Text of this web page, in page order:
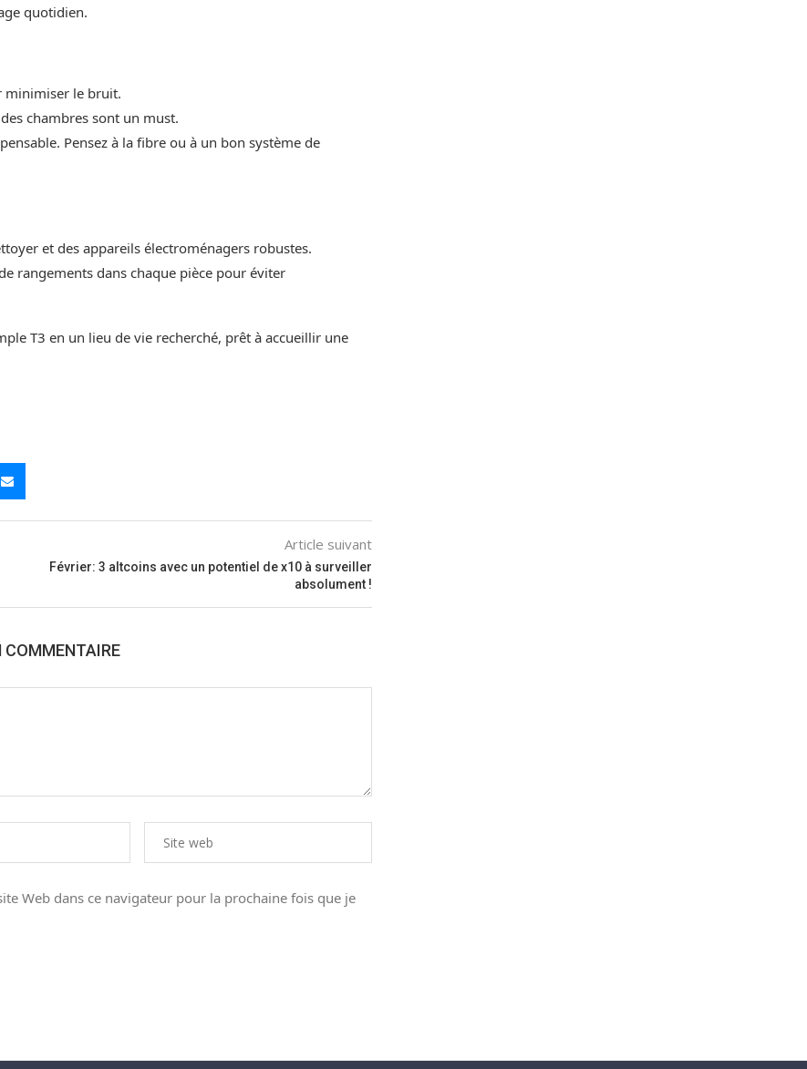
quotidien.
minimiser le bruit.
chambres sont un must.
Pensez à la fibre ou à un bon système de
et des appareils électroménagers robustes.
rangements dans chaque pièce pour éviter
T3 en un lieu de vie recherché, prêt à accueillir une
Article suivant
Février: 3 altcoins avec un potentiel de x10 à surveiller
absolument !
COMMENTAIRE
Web dans ce navigateur pour la prochaine fois que je